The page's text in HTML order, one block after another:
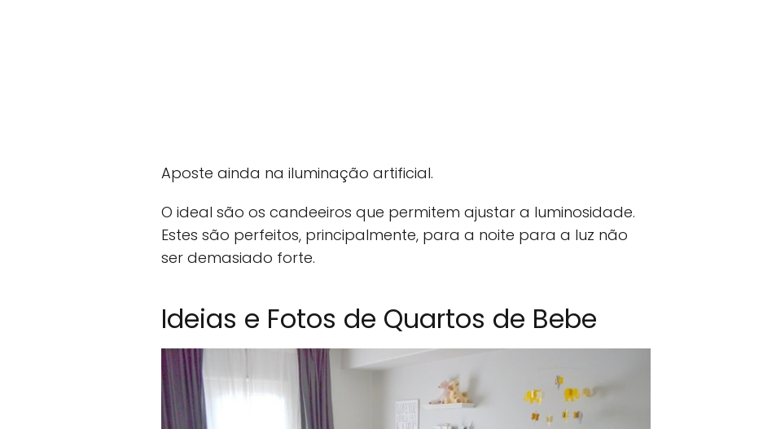
Aposte ainda na iluminação artificial.
O ideal são os candeeiros que permitem ajustar a luminosidade.
Estes são perfeitos, principalmente, para a noite para a luz não
ser demasiado forte.
Ideias e Fotos de Quartos de Bebe